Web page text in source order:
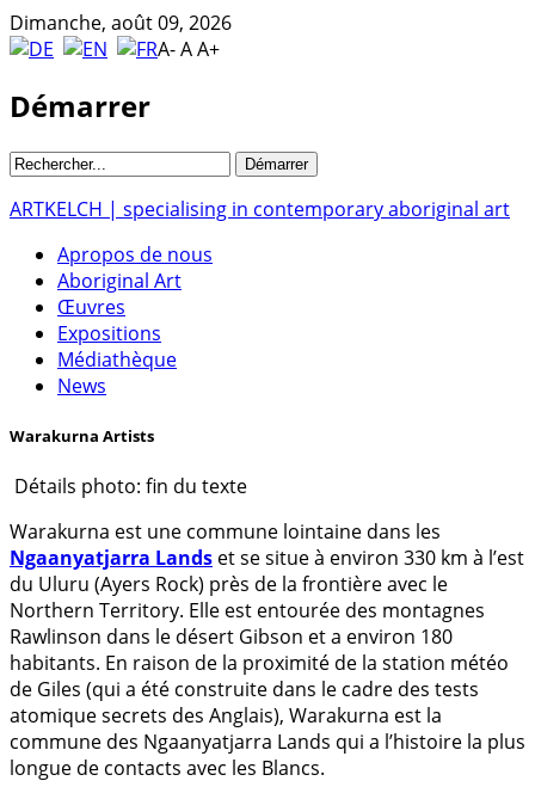
Dimanche, août 09, 2026
A-AA+
Démarrer
ARTKELCH | specialising in contemporary aboriginal art
Apropos de nous
Aboriginal Art
Œuvres
Expositions
Médiathèque
News
Warakurna Artists
Détails photo: fin du texte
Warakurna est une commune lointaine dans les
Ngaanyatjarra Lands et se situe à environ 330 km à l’est
du Uluru (Ayers Rock) près de la frontière avec le
Northern Territory. Elle est entourée des montagnes
Rawlinson dans le désert Gibson et a environ 180
habitants. En raison de la proximité de la station météo
de Giles (qui a été construite dans le cadre des tests
atomique secrets des Anglais), Warakurna est la
commune des Ngaanyatjarra Lands qui a l’histoire la plus
longue de contacts avec les Blancs.